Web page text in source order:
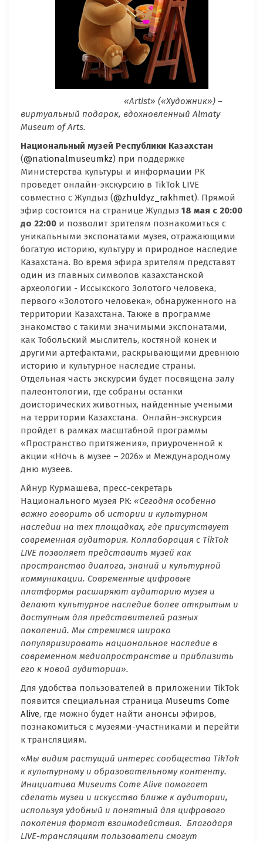
«Artist» («Художник») –
виртуальный подарок, вдохновленныйAlmaty
Museum of Arts.
Национальный музей Республики Казахстан
(@nationalmuseumkz) при поддержке
Министерства культуры и информации РК
проведет онлайн-экскурсию в TikTok LIVE
совместно с Жулдыз (@zhuldyz_rakhmet). Прямой
эфир состоится на странице Жулдыз 18 мая с 20:00
до 22:00 и позволит зрителям познакомиться с
уникальными экспонатами музея, отражающими
богатую историю, культуру и природное наследие
Казахстана. Во время эфира зрителям представят
один из главных символов казахстанской
археологии - Иссыкского Золотого человека,
первого «Золотого человека», обнаруженного на
территории Казахстана. Также в программе
знакомство с такими значимыми экспонатами,
как Тобольский мыслитель, костяной конек и
другими артефактами, раскрывающими древнюю
историю и культурное наследие страны.
Отдельная часть экскурсии будет посвящена залу
палеонтологии, где собраны останки
доисторических животных, найденные учеными
на территории Казахстана. Онлайн-экскурсия
пройдет в рамках масштабной программы
«Пространство притяжения», приуроченной к
акции «Ночь в музее – 2026» и Международному
дню музеев.
Айнур Курмашева, пресс-секретарь
Национального музея РК: «Сегодня особенно
важно говорить об истории и культурном
наследии на тех площадках, где присутствует
современная аудитория. Коллаборация с TikTok
LIVE позволяет представить музей как
пространство диалога, знаний и культурной
коммуникации. Современные цифровые
платформы расширяют аудиторию музея и
делают культурное наследие более открытым и
доступным для представителей разных
поколений. Мы стремимся широко
популяризировать национальное наследие в
современном медиапространстве и приблизить
его к новой аудитории».
Для удобства пользователей в приложении TikTok
появится специальная страница Museums Come
Alive, где можно будет найти анонсы эфиров,
познакомиться с музеями-участниками и перейти
к трансляциям.
«Мы видим растущий интерес сообщества TikTok
к культурному и образовательному контенту.
Инициатива Museums Come Alive помогает
сделать музеи и искусство ближе к аудитории,
используя удобный и понятный для цифрового
поколения формат взаимодействия. Благодаря
LIVE-трансляциям пользователи смогут